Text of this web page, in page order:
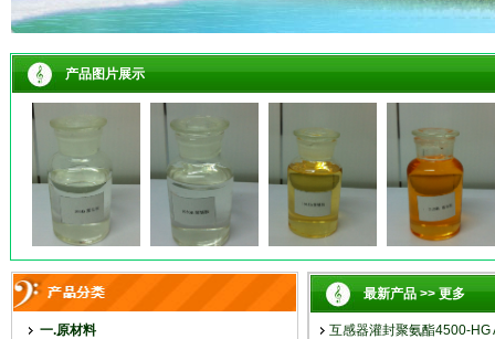
产品图片展示
一.原材料
最新产品 >> 更多
互感器灌封聚氨酯4500-HG